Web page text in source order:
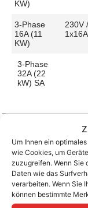
Um Ihnen ein
wie Cookies, um
zuzugreifen. Wenn Sie
Daten wie das
verarbeiten. Wenn Sie
können bestimmte
KW)
3-Phase
16A (11
KW)
230V /
1x16A
3-Phase
32A (22
kW) SA
Aufladen
Ladeanschluss
Platzierung
–